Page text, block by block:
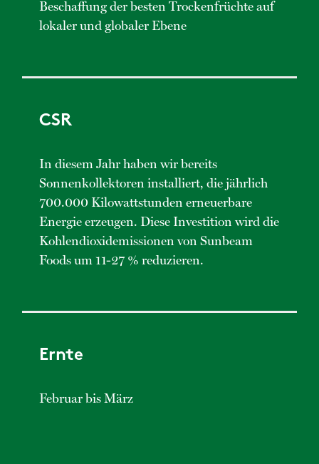
Beschaffung der besten Trockenfrüchte auf
lokaler und globaler Ebene
CSR
In diesem Jahr haben wir bereits
Sonnenkollektoren installiert, die jährlich
700.000 Kilowattstunden erneuerbare
Energie erzeugen. Diese Investition wird die
Kohlendioxidemissionen von Sunbeam
Foods um 11-27 % reduzieren.
Ernte
Februar bis März